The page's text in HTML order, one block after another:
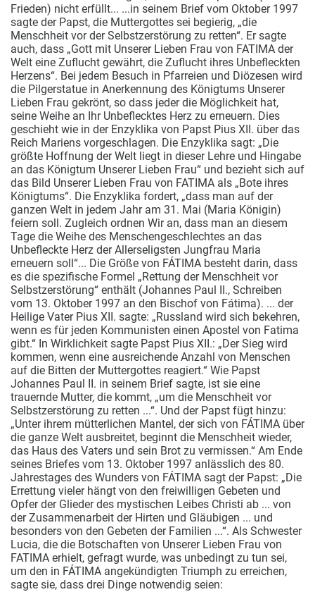
Frieden) nicht erfüllt... ...in seinem Brief vom Oktober 1997
sagte der Papst, die Muttergottes sei begierig, „die
Menschheit vor der Selbstzerstörung zu retten“. Er sagte
auch, dass „Gott mit Unserer Lieben Frau von FATIMA der
Welt eine Zuflucht gewährt, die Zuflucht ihres Unbefleckten
Herzens“. Bei jedem Besuch in Pfarreien und Diözesen wird
die Pilgerstatue in Anerkennung des Königtums Unserer
Lieben Frau gekrönt, so dass jeder die Möglichkeit hat,
seine Weihe an Ihr Unbeflecktes Herz zu erneuern. Dies
geschieht wie in der Enzyklika von Papst Pius XII. über das
Reich Mariens vorgeschlagen. Die Enzyklika sagt: „Die
größte Hoffnung der Welt liegt in dieser Lehre und Hingabe
an das Königtum Unserer Lieben Frau“ und bezieht sich auf
das Bild Unserer Lieben Frau von FATIMA als „Bote ihres
Königtums“. Die Enzyklika fordert, „dass man auf der
ganzen Welt in jedem Jahr am 31. Mai (Maria Königin)
feiern soll. Zugleich ordnen Wir an, dass man an diesem
Tage die Weihe des Menschengeschlechtes an das
Unbefleckte Herz der Allerseligsten Jungfrau Maria
erneuern soll“... Die Größe von FÁTIMA besteht darin, dass
es die spezifische Formel „Rettung der Menschheit vor
Selbstzerstörung“ enthält (Johannes Paul II., Schreiben
vom 13. Oktober 1997 an den Bischof von Fátima). ... der
Heilige Vater Pius XII. sagte: „Russland wird sich bekehren,
wenn es für jeden Kommunisten einen Apostel von Fatima
gibt.“ In Wirklichkeit sagte Papst Pius XII.: „Der Sieg wird
kommen, wenn eine ausreichende Anzahl von Menschen
auf die Bitten der Muttergottes reagiert.“ Wie Papst
Johannes Paul II. in seinem Brief sagte, ist sie eine
trauernde Mutter, die kommt, „um die Menschheit vor
Selbstzerstörung zu retten ...“. Und der Papst fügt hinzu:
„Unter ihrem mütterlichen Mantel, der sich von FÁTIMA über
die ganze Welt ausbreitet, beginnt die Menschheit wieder,
das Haus des Vaters und sein Brot zu vermissen.“ Am Ende
seines Briefes vom 13. Oktober 1997 anlässlich des 80.
Jahrestages des Wunders von FÁTIMA sagt der Papst: „Die
Errettung vieler hängt von den freiwilligen Gebeten und
Opfer der Glieder des mystischen Leibes Christi ab ... von
der Zusammenarbeit der Hirten und Gläubigen ... und
besonders von den Gebeten der Familien ...“. Als Schwester
Lucia, die die Botschaften von Unserer Lieben Frau von
FATIMA erhielt, gefragt wurde, was unbedingt zu tun sei,
um den in FÁTIMA angekündigten Triumph zu erreichen,
sagte sie, dass drei Dinge notwendig seien: